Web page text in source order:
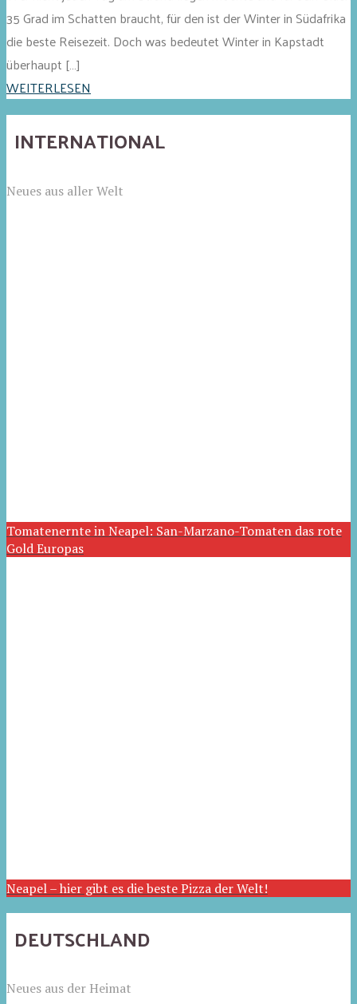
35 Grad im Schatten braucht, für den ist der Winter in Südafrika
die beste Reisezeit. Doch was bedeutet Winter in Kapstadt
überhaupt […]
WEITERLESEN
INTERNATIONAL
Neues aus aller Welt
Tomatenernte in Neapel: San-Marzano-Tomaten das rote
Gold Europas
Neapel – hier gibt es die beste Pizza der Welt!
DEUTSCHLAND
Neues aus der Heimat